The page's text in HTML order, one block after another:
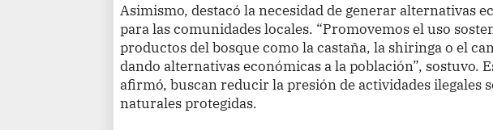
Asimismo, destacó la necesidad de generar alternativas
para las comunidades locales. “Promovemos el uso
productos del bosque como la castaña, la shiringa o el
dando alternativas económicas a la población”, sostuvo.
afirmó, buscan reducir la presión de actividades ilegales
naturales protegidas.